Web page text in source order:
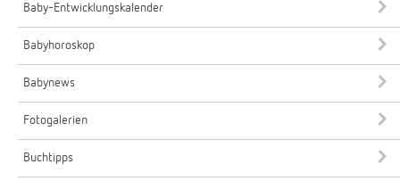
Baby-Entwicklungskalender
Babyhoroskop
Babynews
Fotogalerien
Buchtipps